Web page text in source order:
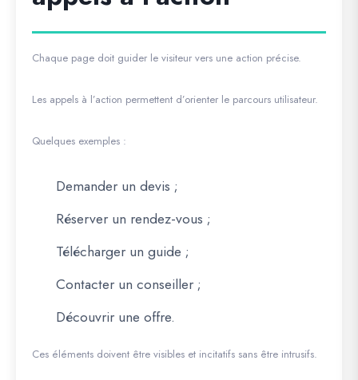
Chaque page doit guider le visiteur vers une action précise.
Les appels à l’action permettent d’orienter le parcours utilisateur.
Quelques exemples :
Demander un devis ;
Réserver un rendez-vous ;
Télécharger un guide ;
Contacter un conseiller ;
Découvrir une offre.
Ces éléments doivent être visibles et incitatifs sans être intrusifs.